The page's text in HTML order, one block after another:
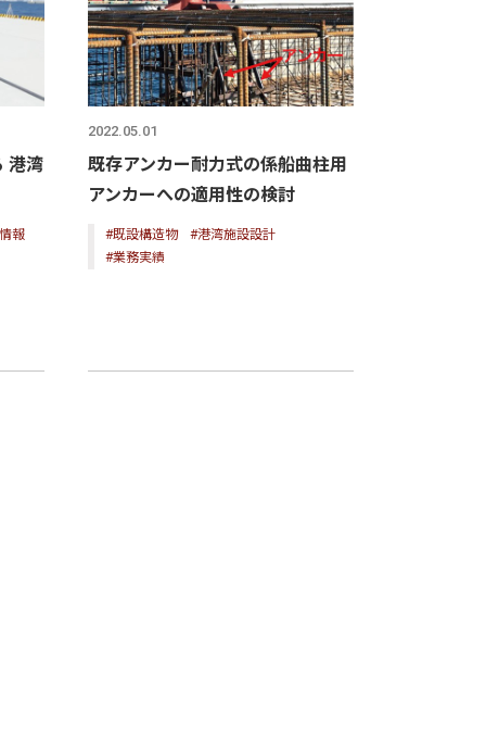
港湾
報
2022.05.01
既存アンカー耐力式の係船曲柱用
アンカーへの適用性の検討
#既設構造物
#港湾施設設計
#業務実績